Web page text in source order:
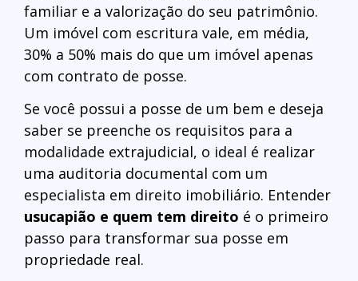
familiar e a valorização do seu patrimônio.
Um imóvel com escritura vale, em média,
30% a 50% mais do que um imóvel apenas
com contrato de posse.
Se você possui a posse de um bem e deseja
saber se preenche os requisitos para a
modalidade extrajudicial, o ideal é realizar
uma auditoria documental com um
especialista em direito imobiliário. Entender
usucapião e quem tem direito é o primeiro
passo para transformar sua posse em
propriedade real.